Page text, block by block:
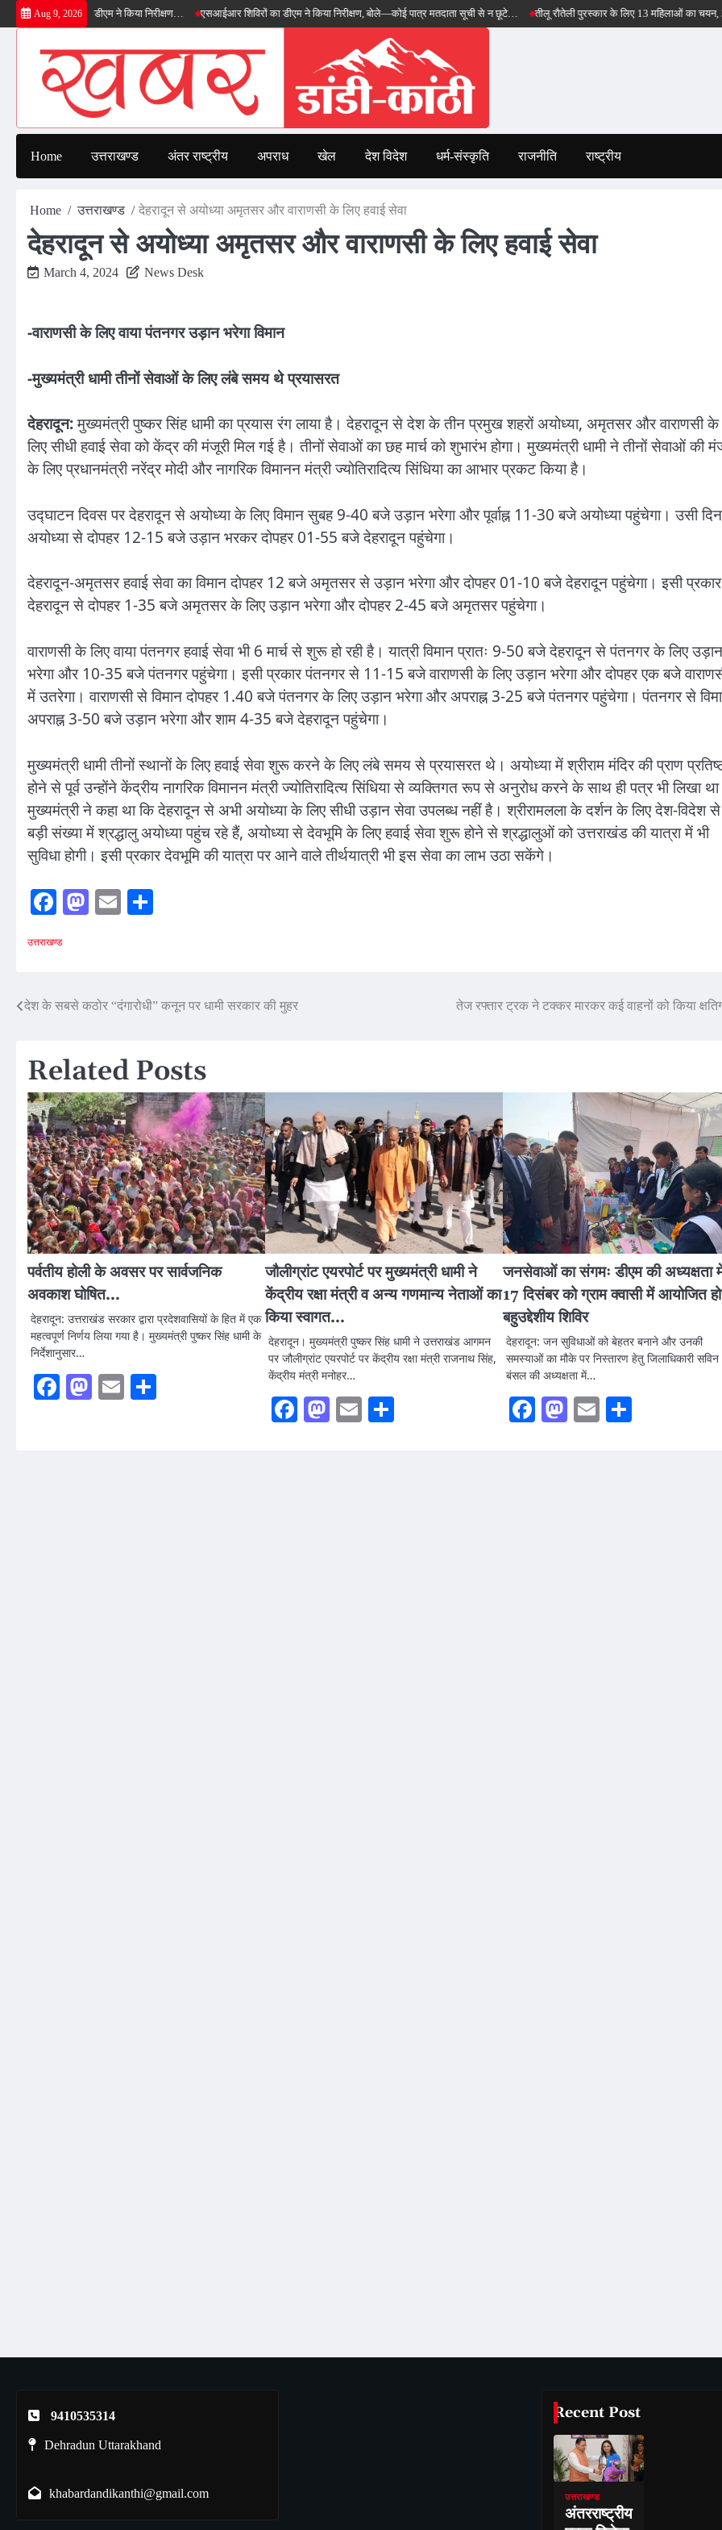
Skip
to
Aug 9, 2026
का डीएम ने किया निरीक्षण… एसआईआर शिविरों का डीएम ने किया निरीक्षण, बोले—कोई पात्र मतदाता सूची से न छूटे… तीलू रौतेली पुरस्कार के लिए 13 महिलाओं का चयन, 35 आंगनबाड़ी
Home उत्तराखण्ड अंतर राष्ट्रीय अपराध खेल देश विदेश धर्म-संस्कृति राजनीति राष्ट्रीय
Home उत्तराखण्ड देहरादून से अयोध्या अमृतसर और वाराणसी के लिए हवाई सेवा
देहरादून से अयोध्या अमृतसर और वाराणसी के लिए हवाई सेवा
March 4, 2024 News Desk
-वाराणसी के लिए वाया पंतनगर उड़ान भरेगा विमान
-मुख्यमंत्री धामी तीनों सेवाओं के लिए लंबे समय थे प्रयासरत
देहरादून:मुख्यमंत्री पुष्कर सिंह धामी का प्रयास रंग लाया है। देहरादून से देश के तीन प्रमुख शहरों अयोध्या, अमृतसर और वाराणसी के
लिए सीधी हवाई सेवा को केंद्र की मंजूरी मिल गई है। तीनों सेवाओं का छह मार्च को शुभारंभ होगा। मुख्यमंत्री धामी ने तीनों सेवाओं की
के लिए प्रधानमंत्री नरेंद्र मोदी और नागरिक विमानन मंत्री ज्योतिरादित्य सिंधिया का आभार प्रकट किया है।
उद्घाटन दिवस पर देहरादून से अयोध्या के लिए विमान सुबह 9-40 बजे उड़ान भरेगा और पूर्वाह्न 11-30 बजे अयोध्या पहुंचेगा। उसी दिन
अयोध्या से दोपहर 12-15 बजे उड़ान भरकर दोपहर 01-55 बजे देहरादून पहुंचेगा।
देहरादून-अमृतसर हवाई सेवा का विमान दोपहर 12 बजे अमृतसर से उड़ान भरेगा और दोपहर 01-10 बजे देहरादून पहुंचेगा। इसी प्रकार
देहरादून से दोपहर 1-35 बजे अमृतसर के लिए उड़ान भरेगा और दोपहर 2-45 बजे अमृतसर पहुंचेगा।
वाराणसी के लिए वाया पंतनगर हवाई सेवा भी 6 मार्च से शुरू हो रही है। यात्री विमान प्रातः 9-50 बजे देहरादून से पंतनगर के लिए उड़ान
भरेगा और 10-35 बजे पंतनगर पहुंचेगा। इसी प्रकार पंतनगर से 11-15 बजे वाराणसी के लिए उड़ान भरेगा और दोपहर एक बजे
में उतरेगा। वाराणसी से विमान दोपहर 1.40 बजे पंतनगर के लिए उड़ान भरेगा और अपराह्न 3-25 बजे पंतनगर पहुंचेगा। पंतनगर से
अपराह्न 3-50 बजे उड़ान भरेगा और शाम 4-35 बजे देहरादून पहुंचेगा।
मुख्यमंत्री धामी तीनों स्थानों के लिए हवाई सेवा शुरू करने के लिए लंबे समय से प्रयासरत थे। अयोध्या में श्रीराम मंदिर की प्राण
होने से पूर्व उन्होंने केंद्रीय नागरिक विमानन मंत्री ज्योतिरादित्य सिंधिया से व्यक्तिगत रूप से अनुरोध करने के साथ ही पत्र भी लिखा
मुख्यमंत्री ने कहा था कि देहरादून से अभी अयोध्या के लिए सीधी उड़ान सेवा उपलब्ध नहीं है। श्रीरामलला के दर्शन के लिए देश-विदेश से
बड़ी संख्या में श्रद्धालु अयोध्या पहुंच रहे हैं, अयोध्या से देवभूमि के लिए हवाई सेवा शुरू होने से श्रद्धालुओं को उत्तराखंड की यात्रा में भी
सुविधा होगी। इसी प्रकार देवभूमि की यात्रा पर आने वाले तीर्थयात्री भी इस सेवा का लाभ उठा सकेंगे।
Facebook
Mastodon
Email
उत्तराखण्ड
Post
देश के सबसे कठोर “दंगारोधी” कनून पर धामी सरकार की मुहर तेज रफ्तार ट्रक ने टक्कर मारकर कई वाहनों को किया
Related Posts
पर्वतीय होली के अवसर पर सार्वजनिक
अवकाश घोषित…
देहरादून: उत्तराखंड सरकार द्वारा प्रदेशवासियों के हित में एक
महत्वपूर्ण निर्णय लिया गया है। मुख्यमंत्री पुष्कर सिंह धामी के
निर्देशानुसार…
Facebook
Mastodon
Email
जौलीग्रांट एयरपोर्ट पर मुख्यमंत्री धामी ने
केंद्रीय रक्षा मंत्री व अन्य गणमान्य नेताओं का
किया स्वागत…
देहरादून। मुख्यमंत्री पुष्कर सिंह धामी ने उत्तराखंड आगमन
पर जौलीग्रांट एयरपोर्ट पर केंद्रीय रक्षा मंत्री राजनाथ सिंह,
केंद्रीय मंत्री मनोहर…
Facebook
Mastodon
Email
जनसेवाओं का संगमः डीएम की अध्यक्षता
17 दिसंबर को ग्राम क्वासी में आयोजित
बहुउद्देशीय शिविर
देहरादून: जन सुविधाओं को बेहतर बनाने और उनकी
समस्याओं का मौके पर निस्तारण हेतु जिलाधिकारी सविन
बंसल की अध्यक्षता में…
Facebook
Mastodon
Email
9410535314
Dehradun Uttarakhand
khabardandikanthi@gmail.com
Recent Post
उत्तराखण्ड
अंतरराष्ट्रीय